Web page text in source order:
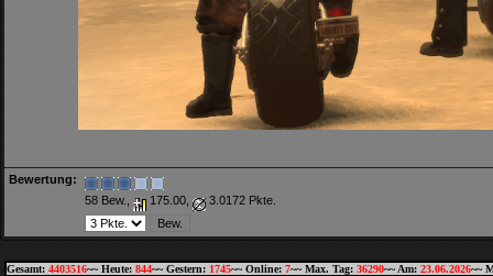
Bewertung:
58 Bew.,
175.00, 3.0172 Pkte.
Gesamt: 4403516~~ Heute: 844~~ Gestern: 1745~~ Online: 7~~ Max. Tag: 36290~~ Am: 23.06.2026~~